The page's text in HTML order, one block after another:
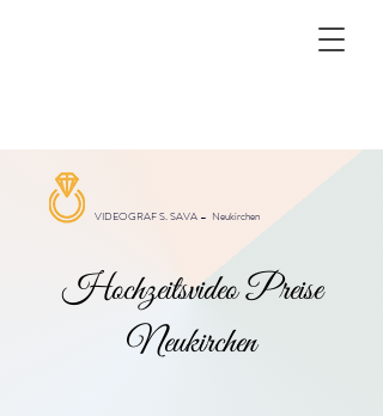
VIDEOGRAF S. SAVA – Neukirchen
Hochzeitsvideo Preise
Neukirchen